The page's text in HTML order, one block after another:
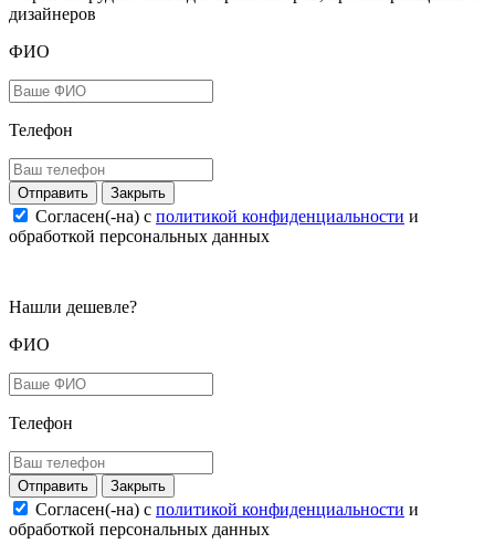
дизайнеров
ФИО
Телефон
Закрыть
Согласен(-на) c политикой конфиденциальности и
обработкой персональных данных
Нашли дешевле?
ФИО
Телефон
Закрыть
Согласен(-на) c политикой конфиденциальности и
обработкой персональных данных